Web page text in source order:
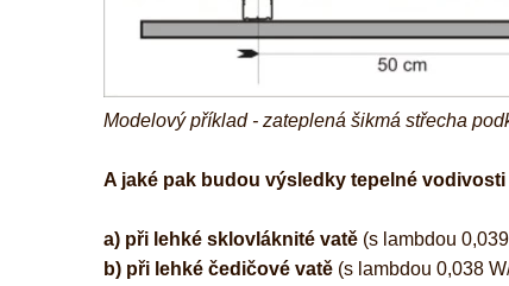
Modelový příklad - zateplená šikmá střecha
A jaké pak budou výsledky tepelné
a) při lehké sklovláknité vatě (s lambdou
b) při lehké čedičové vatě (s lambdou 0,038